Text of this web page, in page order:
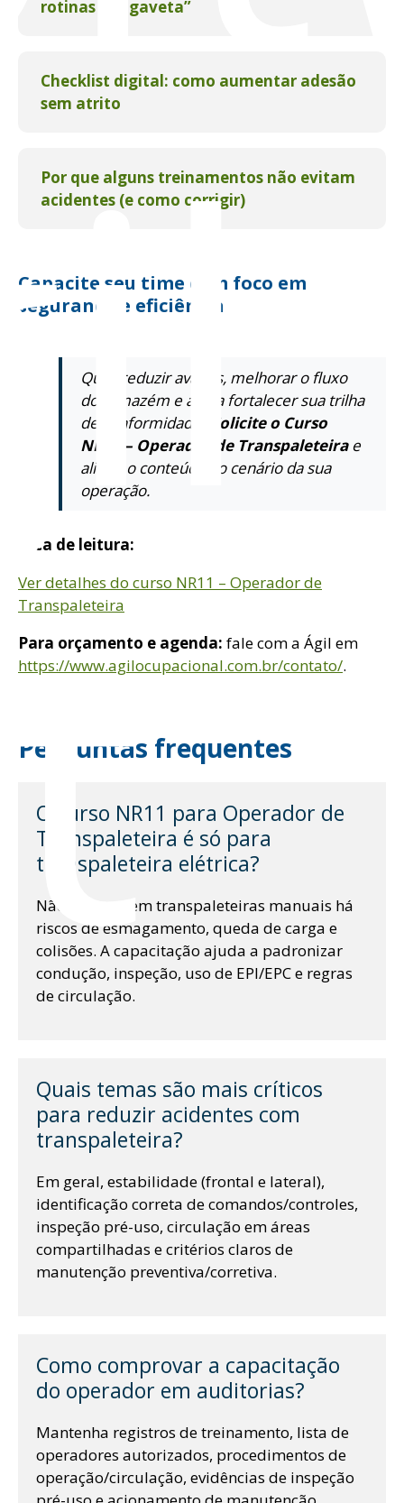
rotinas “de gaveta”
Checklist digital: como aumentar adesão
sem atrito
Por que alguns treinamentos não evitam
acidentes (e como corrigir)
Capacite seu time com foco em
segurança e eficiência
Quer reduzir avarias, melhorar o fluxo
do armazém e ainda fortalecer sua trilha
de conformidade?
Solicite o Curso
NR11 – Operador de Transpaleteirae
alinhe o conteúdo ao cenário da sua
operação.
Dica de leitura:
Ver detalhes do curso NR11 – Operador de
Transpaleteira
Para orçamento e agenda: fale com a Ágil em
https://www.agilocupacional.com.br/contato/.
Perguntas frequentes
O curso NR11 para Operador de
Transpaleteira é só para
transpaleteira elétrica?
Não. Mesmo em transpaleteiras manuais há
riscos de esmagamento, queda de carga e
colisões. A capacitação ajuda a padronizar
condução, inspeção, uso de EPI/EPC e regras
de circulação.
Quais temas são mais críticos
para reduzir acidentes com
transpaleteira?
Em geral, estabilidade (frontal e lateral),
identificação correta de comandos/controles,
inspeção pré-uso, circulação em áreas
compartilhadas e critérios claros de
manutenção preventiva/corretiva.
Como comprovar a capacitação
do operador em auditorias?
Mantenha registros de treinamento, lista de
operadores autorizados, procedimentos de
operação/circulação, evidências de inspeção